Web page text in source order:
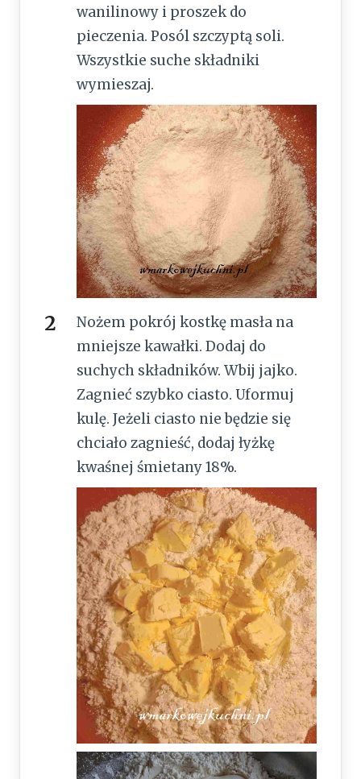
wanilinowy i proszek do
pieczenia. Posól szczyptą soli.
Wszystkie suche składniki
wymieszaj.
Nożem pokrój kostkę masła na
mniejsze kawałki. Dodaj do
suchych składników. Wbij jajko.
Zagnieć szybko ciasto. Uformuj
kulę. Jeżeli ciasto nie będzie się
chciało zagnieść, dodaj łyżkę
kwaśnej śmietany 18%.